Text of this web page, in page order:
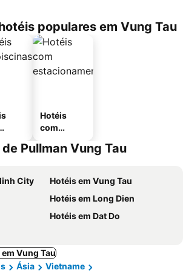
populares em Vung Tau
Hotéis
com
mento
Pullman Vung Tau
City
Hotéis em Vung Tau
Hotéis em Long Dien
Hotéis em Dat Do
Vung Tau
Ásia
Vietname